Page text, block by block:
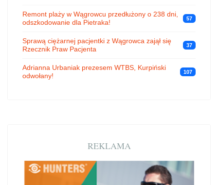
Remont plaży w Wągrowcu przedłużony o 238 dni,
odszkodowanie dla Pietraka!
57
Sprawą ciężarnej pacjentki z Wągrowca zajął się
Rzecznik Praw Pacjenta
37
Adrianna Urbaniak prezesem WTBS, Kurpiński
odwołany!
107
REKLAMA